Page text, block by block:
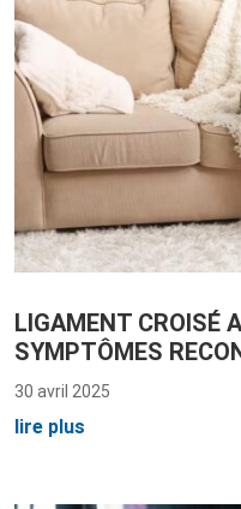
LIGAMENT CROISÉ
SYMPTÔMES
30 avril 2025
lire plus